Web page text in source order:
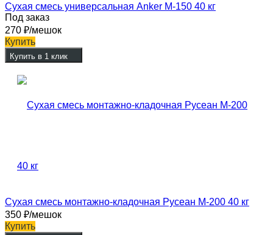
Сухая смесь универсальная Anker М-150 40 кг
Под заказ
270 ₽/мешок
Купить
Купить в 1 клик
Сухая смесь монтажно-кладочная Русеан М-200 40 кг
350 ₽/мешок
Купить